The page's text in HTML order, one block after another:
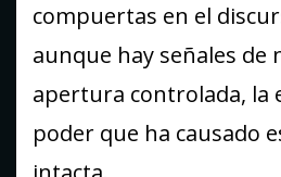
compuertas en el
aunque hay señales de
apertura controlada, la
poder que ha causado